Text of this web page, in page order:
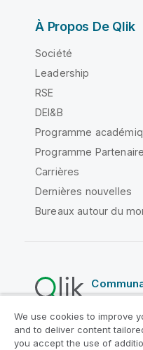
À Propos De Qlik
Société
Leadership
RSE
DEI&B
Programme
Programme
Carrières
Dernières nouvelles
Bureaux autour du
Contrats juridiques
Conditions d'utilisation
We use cookies to improve
and to deliver content
you accept the use of